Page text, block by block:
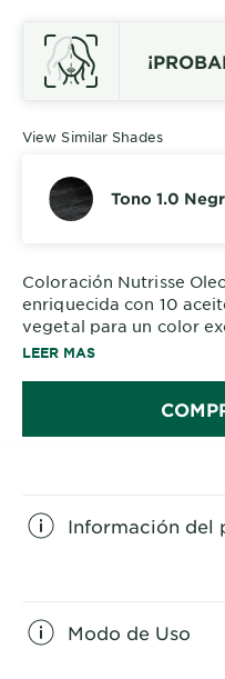
View Similar Shades
Tono 1.0
Coloración Nutrisse
enriquecida con 10
vegetal para un color
Cabello 5 veces más
LEER MAS
Información del
Modo de Uso